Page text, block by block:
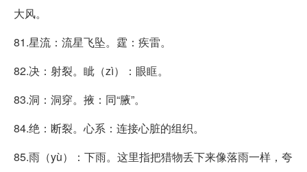
大风。
81.星流：流星飞坠。霆：疾雷。
82.决：射裂。眦（zì）：眼眶。
83.洞：洞穿。掖：同“腋”。
84.绝：断裂。心系：连接心脏的组织。
85.雨（yù）：下雨。这里指把猎物丢下来像落雨一样，夸